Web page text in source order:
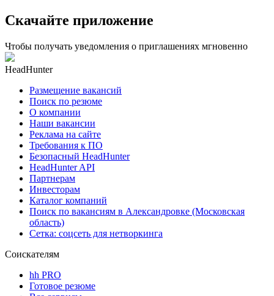
Скачайте приложение
Чтобы получать уведомления о приглашениях мгновенно
HeadHunter
Размещение вакансий
Поиск по резюме
О компании
Наши вакансии
Реклама на сайте
Требования к ПО
Безопасный HeadHunter
HeadHunter API
Партнерам
Инвесторам
Каталог компаний
Поиск по вакансиям в Александровке (Московская
область)
Сетка: соцсеть для нетворкинга
Соискателям
hh PRO
Готовое резюме